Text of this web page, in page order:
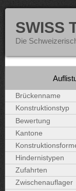
SWISS
Die
Brückenname
Konstruktionstyp
Bewertung
Kantone
Hindernistypen
Zufahrten
Zwischenauflager